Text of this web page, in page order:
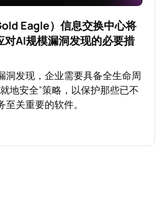
Eagle）信息交换中心将
对AI规模漏洞发现的必要措
洞发现，企业需要具备全生命周
地安全”策略，以保护那些已不
关重要的软件。